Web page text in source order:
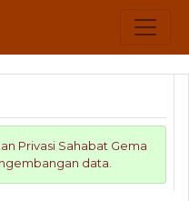
Privasi Sahabat Gema
data.